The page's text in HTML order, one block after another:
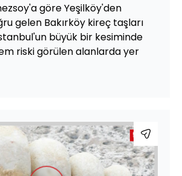
göre Yeşilköy'den
gelen Bakırköy kireç taşları
büyük bir kesiminde
riski görülen alanlarda yer